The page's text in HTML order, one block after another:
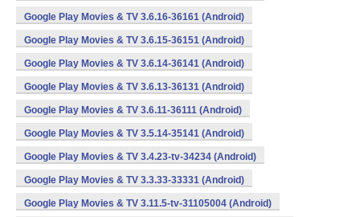
Google Play Movies & TV 3.6.16-36161 (Android)
Google Play Movies & TV 3.6.15-36151 (Android)
Google Play Movies & TV 3.6.14-36141 (Android)
Google Play Movies & TV 3.6.13-36131 (Android)
Google Play Movies & TV 3.6.11-36111 (Android)
Google Play Movies & TV 3.5.14-35141 (Android)
Google Play Movies & TV 3.4.23-tv-34234 (Android)
Google Play Movies & TV 3.3.33-33331 (Android)
Google Play Movies & TV 3.11.5-tv-31105004 (Android)